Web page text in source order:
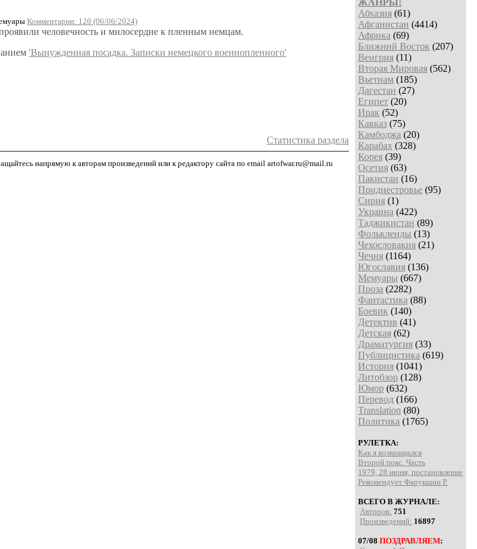
ЖАНРЫ:
Абхазия (61)
Афганистан (4414)
Африка (69)
Ближний Восток (207)
Венгрия (11)
Вторая Мировая (562)
Вьетнам (185)
Дагестан (27)
Египет (20)
Ирак (52)
Кавказ (75)
Камбоджа (20)
Карабах (328)
Корея (39)
Осетия (63)
Пакистан (16)
Приднестровье (95)
Сирия (1)
Украина (422)
Таджикистан (89)
Фолькленды (13)
Чехословакия (21)
Чечня (1164)
Югославия (136)
Мемуары (667)
Проза (2282)
Фантастика (88)
Боевик (140)
Детектив (41)
Детская (62)
Драматургия (33)
Публицистика (619)
История (1041)
Литобзор (128)
Юмор (632)
Перевод (166)
Translation (80)
Политика (1765)
РУЛЕТКА:
Как я возвращался
Второй пояс. Часть
1979, 28 июня, постановление
Рекомендует Фарукшин Р.
ВСЕГО В ЖУРНАЛЕ:
Авторов: 751
Произведений: 16897
07/08 ПОЗДРАВЛЯЕМ:
Комментарии: 120 (06/06/2024)
человечность и милосердие к пленным немцам.
'Вынужденная посадка. Записки немецкого военнопленного'
Статистика раздела
напрямую к авторам произведений или к редактору сайта по email artofwar.ru@mail.ru